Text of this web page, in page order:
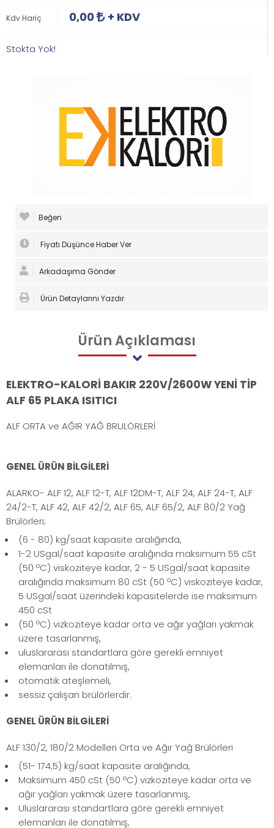
Kdv Hariç 0,00 + KDV
Stokta Yok!
Beğen
Fiyatı Düşünce Haber Ver
Arkadaşıma Gönder
Ürün Detaylarını Yazdır
ÜrünAçıklaması
ELEKTRO-KALORİ BAKIR 220V/2600W YENİ TİP
ALF 65 PLAKA ISITICI
ALF ORTA ve AĞIR YAĞ BRULÖRLERİ
GENEL ÜRÜN BİLGİLERİ
ALARKO- ALF 12, ALF 12-T, ALF 12DM-T, ALF 24, ALF 24-T, ALF
24/2-T, ALF 42, ALF 42/2, ALF 65, ALF 65/2, ALF 80/2 Yağ
Brülörleri;
(6 - 80) kg/saat kapasite aralığında,
1-2 USgal/saat kapasite aralığında maksimum 55 cSt
(50 ºC) viskoziteye kadar, 2 - 5 USgal/saat kapasite
aralığında maksimum 80 cSt (50 ºC) viskoziteye kadar,
5 USgal/saat üzerindeki kapasitelerde ise maksimum
450 cSt
(50 ºC) vizkoziteye kadar orta ve ağır yağları yakmak
üzere tasarlanmış,
uluslararası standartlara göre gerekli emniyet
elemanları ile donatılmış,
otomatik ateşlemeli,
sessiz çalışan brülörlerdir.
GENEL ÜRÜN BİLGİLERİ
ALF 130/2, 180/2 Modelleri Orta ve Ağır Yağ Brülörleri
(51- 174,5) kg/saat kapasite aralığında,
Maksimum 450 cSt (50 ºC) vizkoziteye kadar orta ve
ağır yağları yakmak üzere tasarlanmış,
Uluslararası standartlara göre gerekli emniyet
elemanları ile donatılmış,